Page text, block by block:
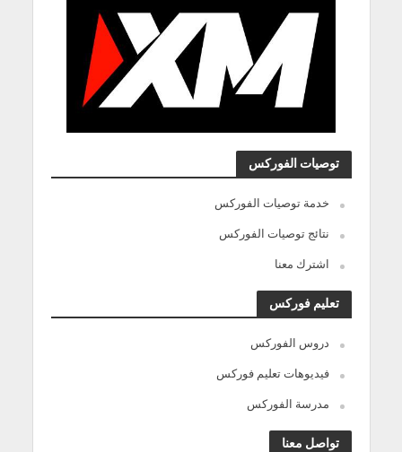
توصيات الفوركس
خدمة توصيات الفوركس
نتائج توصيات الفوركس
اشترك معنا
تعليم فوركس
دروس الفوركس
فيديوهات تعليم فوركس
مدرسة الفوركس
تواصل معنا